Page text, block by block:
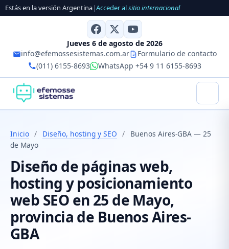
Estás en la versión Argentina|Acceder alsitio internacional
Jueves 6 de agosto de 2026
info@efemossesistemas.com.ar
Formulario de contacto
(011) 6155-8693
WhatsApp +54 9 11 6155-8693
Inicio / Diseño, hosting y SEO /
Buenos Aires-GBA — 25
de Mayo
Diseño de páginas web,
hosting y posicionamiento
web SEO en 25 de Mayo,
provincia de Buenos Aires-
GBA